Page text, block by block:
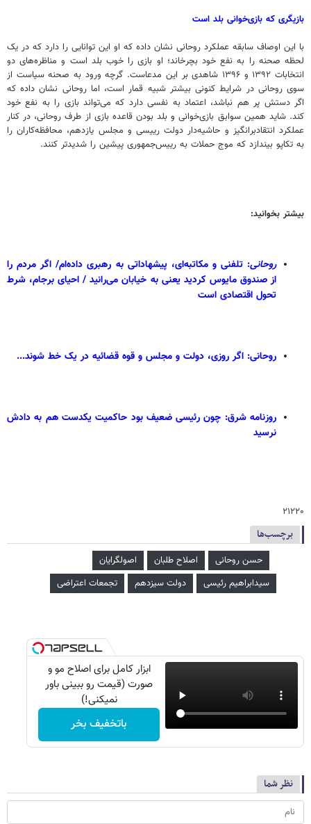
بازیگری که بازی‌خوانی بلد است
با این اوصاف سابقه عملکرد روحانی نشان داده که او این توانایی را دارد که در یک
لحظه صحنه را به نفع خود بچرخاند؛ او بازی را خوب بلد است و مناظره‌های دو
انتخابات ۱۳۹۲ و ۱۳۹۶ شاهدی بر این مدعاست. گرچه ورود به صحنه سیاست از
سوی روحانی در شرایط کنونی بیشتر شبیه قمار است، اما روحانی نشان داده که
اگر دستش پر هم نباشد، اعتماد به نفسی دارد که می‌تواند بازی را به نفع خود
کند. شاید همین سوابق بازی‌خوانی و بلد بودن قاعده بازی از طرف روحانی، در کنار
عملکرد انتقادبرانگیز و حاشیه‌دار دولت رییسی و مجلس یازدهم، محافظه‌کاران را
به تکاپو بیندازد که موج حملات به رییس‌جمهوری پیشین را شدیدتر کنند.
بیشتر بخوانید:
روحانی: تلفنی و مکاتبه‌ای، پیشهاداتی به رهبری داده‌ام/ اگر مردم را
از صندوق مایوس کردید یعنی به خیابان می‌رانید / احیای برجام، شرط
تحول اقتصادی است
روحانی: اگر روزی، دولت و مجلس و قوه قضائیه در یک خط شوند...
روزنامه شرق: چون رئیسی ضعیف بود حاکمیت یکدست هم به دادش
نرسید
۲۱۲۲۰
برچسب‌ها
حسن روحانی اصلاح طلبان
اصولگرایان
سیدابراهیم رئیسی
دولت سیزدهم تجمعات اعتراضی
ابزار کامل برای اصلاح مو و
صورت (قیمت رو ببینی باور
نمیکنی!)
باتخفیف بخر
نظر شما